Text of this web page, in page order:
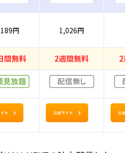
円 1,026円
間無料 2週間無料 2
ト 公式サイト 公式サ